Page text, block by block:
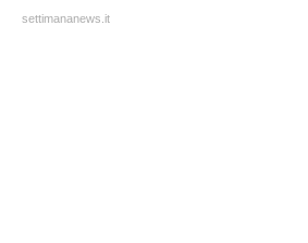
settimananews.it